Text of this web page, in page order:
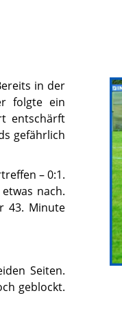
in der
folgte ein
entschärft
gefährlich
– 0:1.
nach.
43. Minute
Seiten.
geblockt.